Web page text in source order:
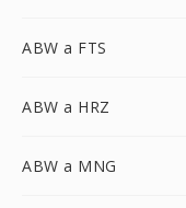
ABW a FTS
ABW a HRZ
ABW a MNG